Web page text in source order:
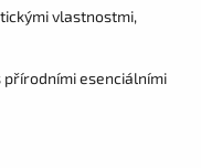
vlastnostmi,
přírodními esenciálními